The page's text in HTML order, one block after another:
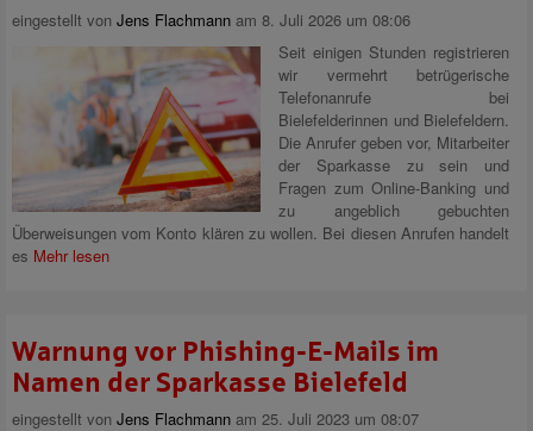
eingestellt von Jens Flachmann am 8. Juli 2026 um 08:06
Seit einigen Stunden registrieren
wir vermehrt betrügerische
Telefonanrufe bei
Bielefelderinnen und Bielefeldern.
Die Anrufer geben vor, Mitarbeiter
der Sparkasse zu sein und
Fragen zum Online-Banking und
zu angeblich gebuchten
Überweisungen vom Konto klären zu wollen. Bei diesen Anrufen handelt
es Mehr lesen
Warnung vor Phishing-E-Mails im
Namen der Sparkasse Bielefeld
eingestellt von Jens Flachmann am 25. Juli 2023 um 08:07